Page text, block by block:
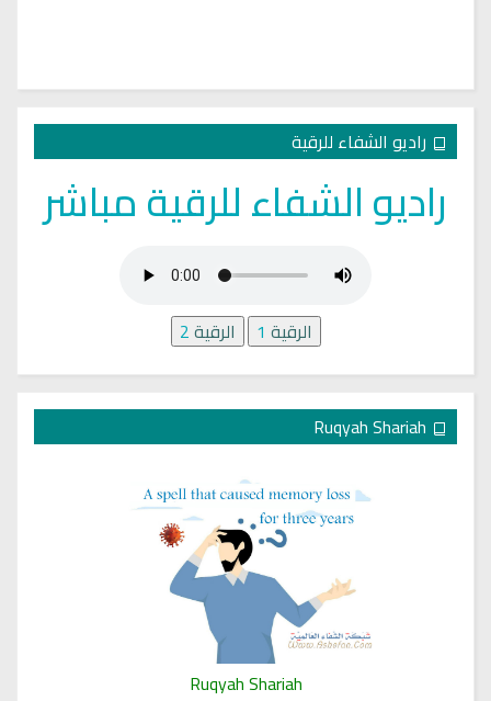
راديو الشفاء للرقية
راديو الشفاء للرقية مباشر
الرقية 1 الرقية2
Ruqyah Shariah